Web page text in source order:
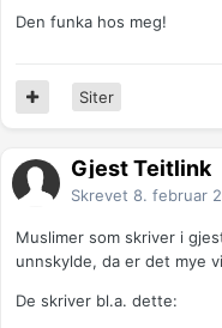
Den funka hos meg!
Siter
Gjest Teitlink
Skrevet 8. februar
Muslimer som skriver i
unnskylde, da er det mye
De skriver bl.a. dette: